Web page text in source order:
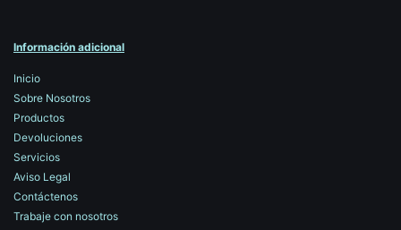
Información adicional
Inicio
Sobre Nosotros
Productos
Devoluciones
Servicios
Aviso Legal
Contáctenos
Trabaje con nosotros